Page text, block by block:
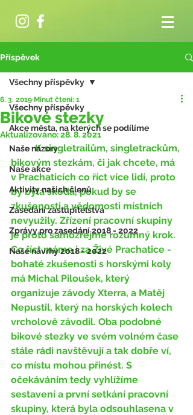
Příspěvek
Všechny příspěvky
Akce města, na kterých se podílíme
Naše názory
Naše akce
Aktivity našich členů
Zasedání zastupitelstva
Zprávy pro zasedání 2018 - 2022
Naše návrhy 2018 - 2022
Všechny příspěvky
Bikové stezky
6. 3. 2019 Minut čtení: 1
Aktualizováno:28. 8. 2021
	K singletrailům, singletrackům,
bikovým stezkám, či jak chcete, má
v Prachaticích co říct více lidí, proto
by byla škoda, pokud by se
zkušenosti a vědomosti místních
nevyužily. Zřízení pracovní skupiny
je proto samozřejmě rozumný krok.
Co říct máme i za Živé Prachatice -
bohaté zkušenosti s horskými koly
má Michal Piloušek, který
organizuje závody Xterra, a Matěj
Nepustil, který na horských kolech
vrcholově závodil. Oba podobné
bikové stezky ve svém volném čase
stále rádi navštěvují a tak dobře ví,
co místu mohou přinést. S
očekáváním tedy vyhlížíme
sestavení a první setkání pracovní
skupiny, která byla odsouhlasena v